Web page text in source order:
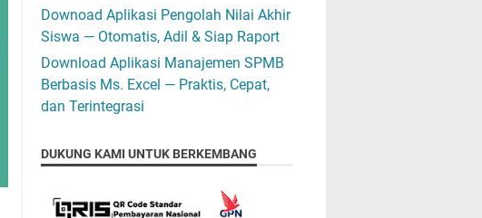
Downoad Aplikasi Pengolah Nilai Akhir
Siswa — Otomatis, Adil & Siap Raport
Download Aplikasi Manajemen SPMB
Berbasis Ms. Excel — Praktis, Cepat,
dan Terintegrasi
DUKUNG KAMI UNTUK BERKEMBANG